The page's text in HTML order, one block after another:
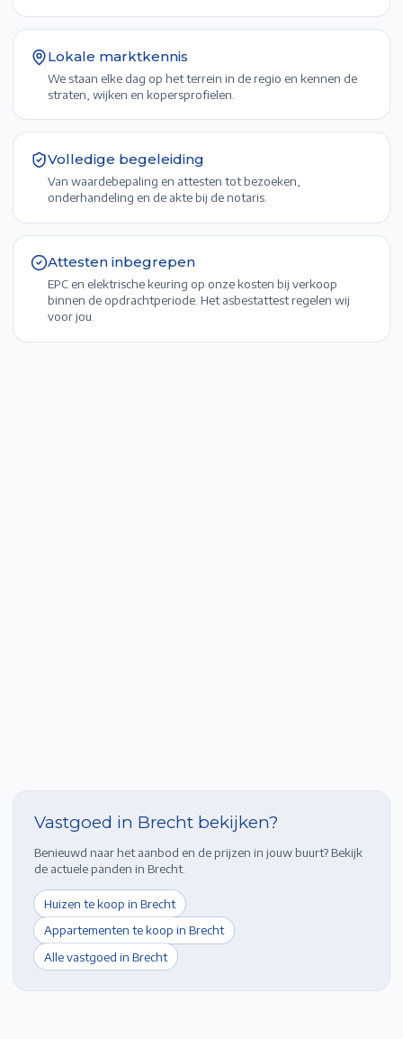
Lokale marktkennis
We staan elke dag op het terrein in de regio en kennen de
straten, wijken en kopersprofielen.
Volledige begeleiding
Van waardebepaling en attesten tot bezoeken,
onderhandeling en de akte bij de notaris.
Attesten inbegrepen
EPC en elektrische keuring op onze kosten bij verkoop
binnen de opdrachtperiode. Het asbestattest regelen wij
voor jou.
Vastgoed in Brechtbekijken?
Benieuwd naar het aanbod en de prijzen in jouw buurt? Bekijk
de actuele panden in Brecht.
Huizen te koop in Brecht
Appartementen te koop in Brecht
Alle vastgoed in Brecht